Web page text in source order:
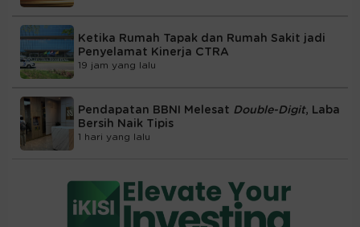
Ketika Rumah Tapak dan Rumah Sakit jadi
Penyelamat Kinerja CTRA
19 jam yang lalu
Pendapatan BBNI Melesat Double-Digit, Laba
Bersih Naik Tipis
1 hari yang lalu